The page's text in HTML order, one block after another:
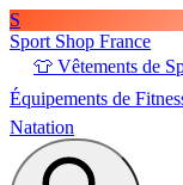
S
Sport Shop France
👕 Vêtements de
Équipements de
Natation